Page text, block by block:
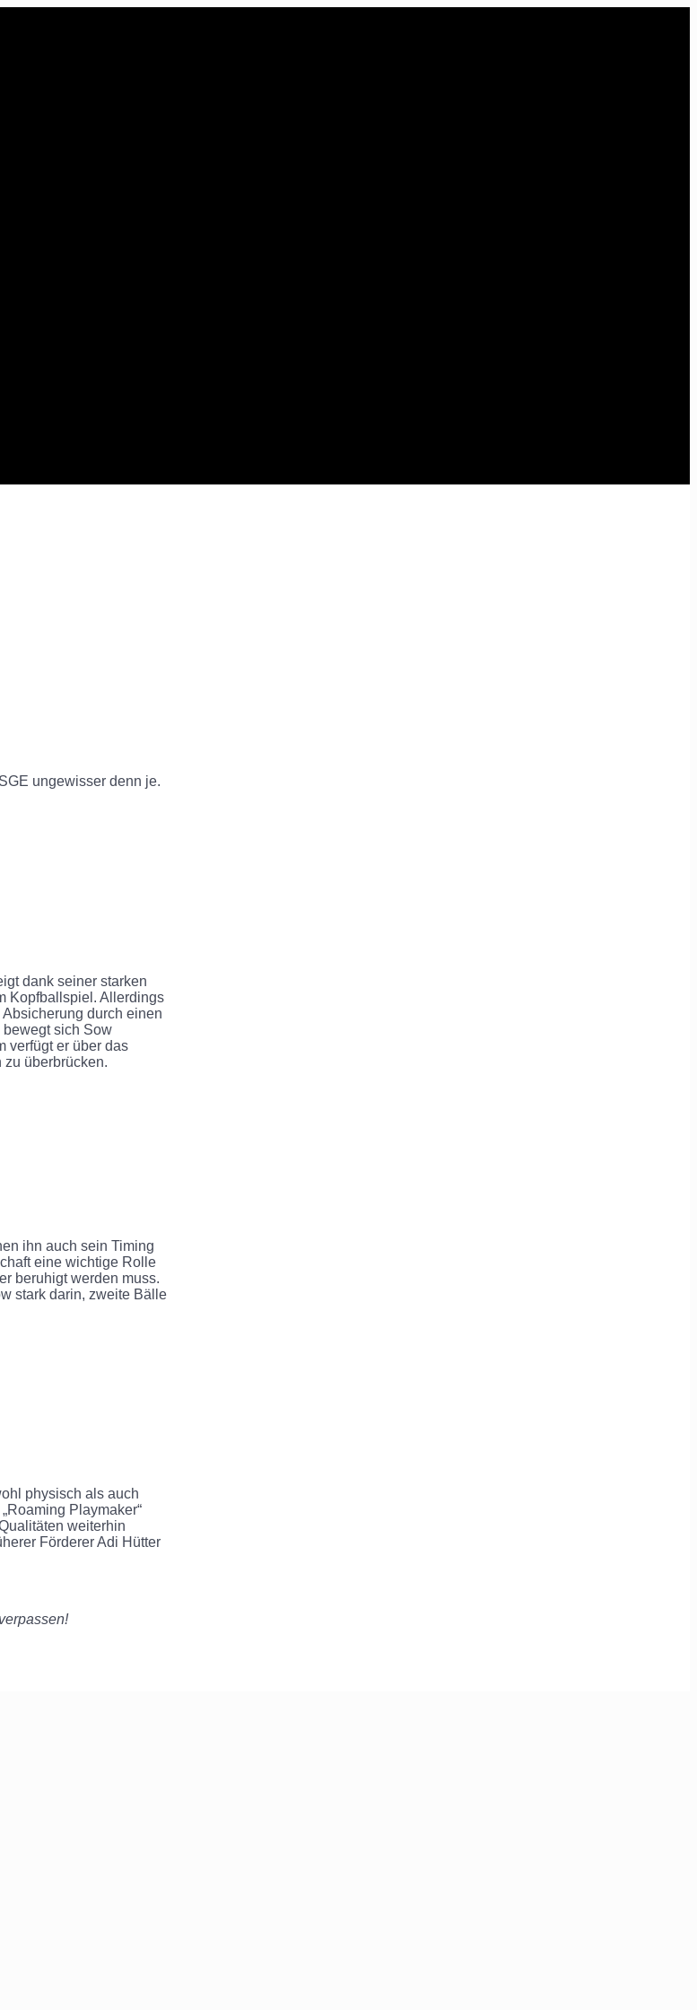
ungewisser denn je.
dank seiner starken
Kopfballspiel. Allerdings
durch einen
bewegt sich Sow
verfügt er über das
zu überbrücken.
ihn auch sein Timing
eine wichtige Rolle
beruhigt werden muss.
stark darin, zweite Bälle
physisch als auch
Playmaker“
weiterhin
Förderer Adi Hütter